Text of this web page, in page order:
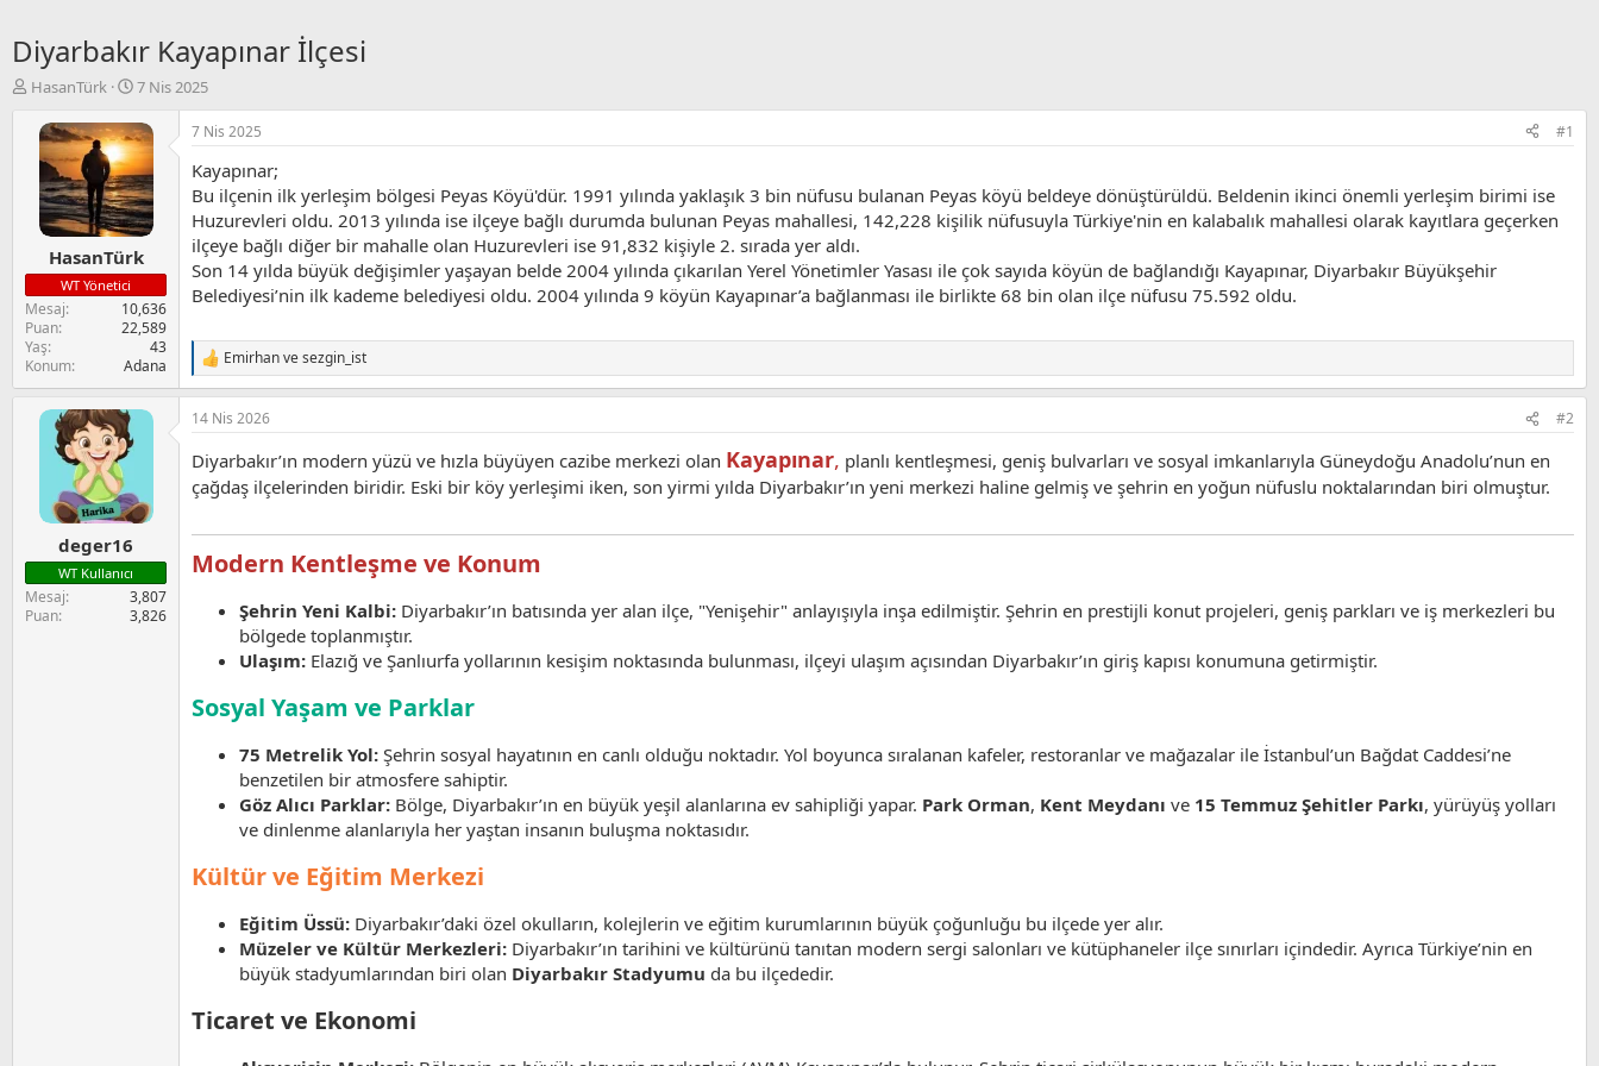
Diyarbakır Kayapınar İlçesi
K
l
a
t
a
n
HasanTürk
B
ş
l
a
n
g
ı
ç
t
a
r
i
h
i
7 Nis 2025
HasanTürk
WT Yönetici
Mesaj
10,636
Puan
22,589
Yaş
43
Konum
Adana
7 Nis 2025 #1
Kayapınar;
Bu ilçenin ilk yerleşim bölgesi Peyas Köyü'dür. 1991 yılında yaklaşık 3 bin nüfusu bulanan Peyas köyü beldeye dönüştürüldü. Beldenin ikinci önemli yerleşim birimi ise
Huzurevleri oldu. 2013 yılında ise ilçeye bağlı durumda bulunan Peyas mahallesi, 142,228 kişilik nüfusuyla Türkiye'nin en kalabalık mahallesi olarak kayıtlara geçerken
ilçeye bağlı diğer bir mahalle olan Huzurevleri ise 91,832 kişiyle 2. sırada yer aldı.
Son 14 yılda büyük değişimler yaşayan belde 2004 yılında çıkarılan Yerel Yönetimler Yasası ile çok sayıda köyün de bağlandığı Kayapınar, Diyarbakır Büyükşehir
Belediyesi’nin ilk kademe belediyesi oldu. 2004 yılında 9 köyün Kayapınar’a bağlanması ile birlikte 68 bin olan ilçe nüfusu 75.592 oldu.
T
e
p
k
l
e
r
Emirhanvesezgin_ist
deger16
WT Kullanıcı
Mesaj
3,807
Puan
3,826
14 Nis 2026 #2
Diyarbakır’ın modern yüzü ve hızla büyüyen cazibe merkezi olan Kayapınar, planlı kentleşmesi, geniş bulvarları ve sosyal imkanlarıyla Güneydoğu Anadolu’nun en
çağdaş ilçelerinden biridir. Eski bir köy yerleşimi iken, son yirmi yılda Diyarbakır’ın yeni merkezi haline gelmiş ve şehrin en yoğun nüfuslu noktalarından biri olmuştur.
Modern Kentleşme ve Konum
Şehrin Yeni Kalbi: Diyarbakır’ın batısında yer alan ilçe, "Yenişehir" anlayışıyla inşa edilmiştir. Şehrin en prestijli konut projeleri, geniş parkları ve iş merkezleri bu
bölgede toplanmıştır.
Ulaşım: Elazığ ve Şanlıurfa yollarının kesişim noktasında bulunması, ilçeyi ulaşım açısından Diyarbakır’ın giriş kapısı konumuna getirmiştir.
Sosyal Yaşam ve Parklar
75 Metrelik Yol: Şehrin sosyal hayatının en canlı olduğu noktadır. Yol boyunca sıralanan kafeler, restoranlar ve mağazalar ile İstanbul’un Bağdat Caddesi’ne
benzetilen bir atmosfere sahiptir.
Göz Alıcı Parklar: Bölge, Diyarbakır’ın en büyük yeşil alanlarına ev sahipliği yapar. Park Orman, Kent Meydanı ve 15 Temmuz Şehitler Parkı, yürüyüş yolları
ve dinlenme alanlarıyla her yaştan insanın buluşma noktasıdır.
Kültür ve Eğitim Merkezi
Eğitim Üssü: Diyarbakır’daki özel okulların, kolejlerin ve eğitim kurumlarının büyük çoğunluğu bu ilçede yer alır.
Müzeler ve Kültür Merkezleri: Diyarbakır’ın tarihini ve kültürünü tanıtan modern sergi salonları ve kütüphaneler ilçe sınırları içindedir. Ayrıca Türkiye’nin en
büyük stadyumlarından biri olan Diyarbakır Stadyumu da bu ilçededir.
Ticaret ve Ekonomi​